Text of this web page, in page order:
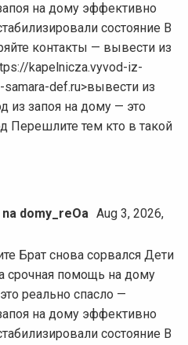
на дому эффективно
состояние В
контакты — вывести из
kapelnicza.vyvod-iz-
samara-def.ru>вывести из
из запоя на дому — это
Перешлите тем кто в такой
domy_reOa Aug 3, 2026,
Брат снова сорвался Дети
срочная помощь на дому
реально спасло —
на дому эффективно
состояние В